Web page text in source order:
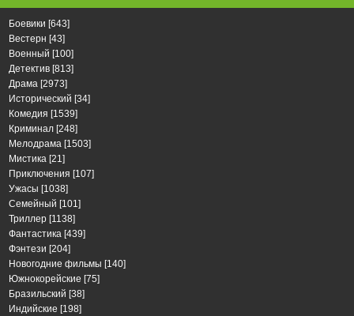
Боевики [643]
Вестерн [43]
Военный [100]
Детектив [813]
Драма [2973]
Исторический [34]
Комедия [1539]
Криминал [248]
Мелодрама [1503]
Мистика [21]
Приключения [107]
Ужасы [1038]
Семейный [101]
Триллер [1138]
Фантастика [439]
Фэнтези [204]
Новогодние фильмы [140]
Южнокорейские [75]
Бразильский [38]
Индийские [198]